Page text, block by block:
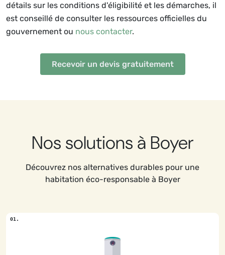
détails sur les conditions d'éligibilité et les démarches, il
est conseillé de consulter les ressources officielles du
gouvernement ou nous contacter.
Recevoir un devis gratuitement
Nos solutions à Boyer
Découvrez nos alternatives durables pour une
habitation éco-responsable à Boyer